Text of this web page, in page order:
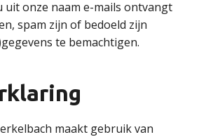
uit onze naam e-mails ontvangt
spam zijn of bedoeld zijn
te bemachtigen.
maakt gebruik van